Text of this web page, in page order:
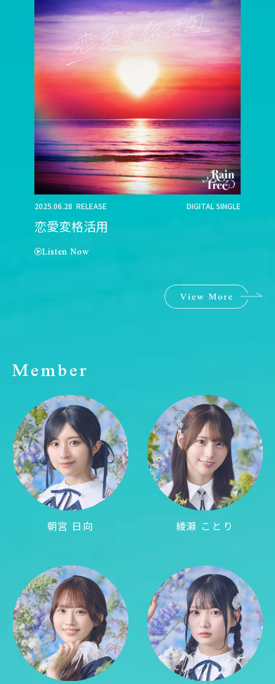
2025.06.28 RELEASE DIGITAL SINGLE
恋愛変格活用
Listen Now
Member
朝宮 日向 綾瀬 ことり